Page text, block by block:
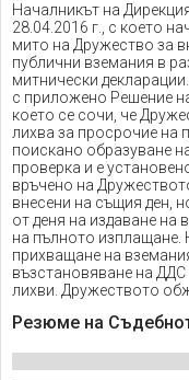
Началникът на
28.04.2016 г., с което
мито на Дружество за
публични вземания в
митнически
с приложено Решение
което се сочи, че
лихва за просрочие на
поискано образуване
проверка и е
връчено на
внесени на същия ден,
от деня на издаване на
на пълното изплащане.
прихващане на
възстановяване на
лихви. Дружеството
Резюме на